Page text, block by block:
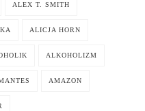
ALEX T. SMITH
ALICJA HORN
ALKOHOLIZM
AMAZON